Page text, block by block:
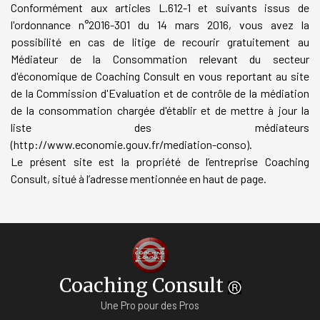
Conformément aux articles L.612-1 et suivants issus de
l'ordonnance n°2016-301 du 14 mars 2016, vous avez la
possibilité en cas de litige de recourir gratuitement au
Médiateur de la Consommation relevant du secteur
d'économique de Coaching Consult en vous reportant au site
de la Commission d'Evaluation et de contrôle de la médiation
de la consommation chargée d'établir et de mettre à jour la
liste des médiateurs
(http://www.economie.gouv.fr/mediation-conso).
Le présent site est la propriété de l’entreprise Coaching
Consult, situé à l’adresse mentionnée en haut de page.
Coaching Consult
Une Pro pour des Pros